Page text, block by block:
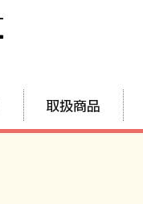
取扱商品